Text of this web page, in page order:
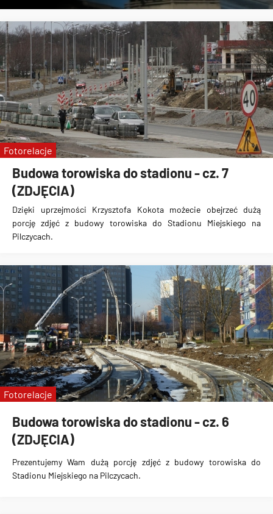
Budowa torowiska do stadionu - cz. 7
(ZDJĘCIA)
Dzięki uprzejmości Krzysztofa Kokota możecie obejrzeć dużą
porcję zdjęć z budowy torowiska do Stadionu Miejskiego na
Pilczycach.
Fotorelacje
Budowa torowiska do stadionu - cz. 6
(ZDJĘCIA)
Prezentujemy Wam dużą porcję zdjęć z budowy torowiska do
Stadionu Miejskiego na Pilczycach.
Fotorelacje